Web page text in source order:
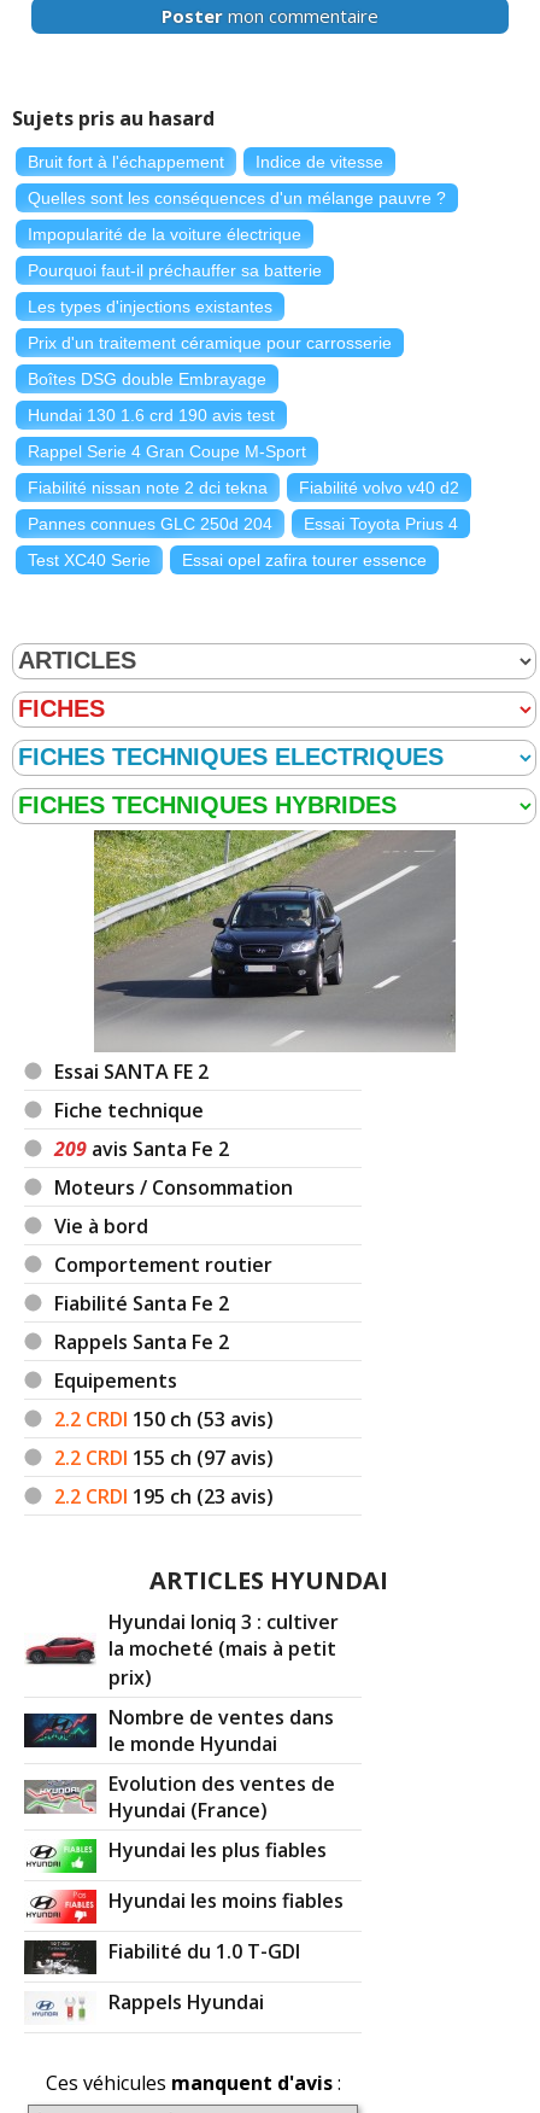
Poster mon commentaire
Sujets pris au hasard
Bruit fort à l'échappement
Indice de vitesse
Quelles sont les conséquences d'un mélange pauvre ?
Impopularité de la voiture électrique
Pourquoi faut-il préchauffer sa batterie
Les types d'injections existantes
Prix d'un traitement céramique pour carrosserie
Boîtes DSG double Embrayage
Hundai 130 1.6 crd 190 avis test
Rappel Serie 4 Gran Coupe M-Sport
Fiabilité nissan note 2 dci tekna
Fiabilité volvo v40 d2
Pannes connues GLC 250d 204
Essai Toyota Prius 4
Test XC40 Serie
Essai opel zafira tourer essence
Essai SANTA FE 2
Fiche technique
209 avis Santa Fe 2
Moteurs / Consommation
Vie à bord
Comportement routier
Fiabilité Santa Fe 2
Rappels Santa Fe 2
Equipements
2.2 CRDI 150 ch (53 avis)
2.2 CRDI 155 ch (97 avis)
2.2 CRDI 195 ch (23 avis)
ARTICLES HYUNDAI
Hyundai Ioniq 3 : cultiver
la mocheté (mais à petit
prix)
Nombre de ventes dans
le monde Hyundai
Evolution des ventes de
Hyundai (France)
Hyundai les plus fiables
Hyundai les moins fiables
Fiabilité du 1.0 T-GDI
Rappels Hyundai
Ces véhicules manquent d'avis: